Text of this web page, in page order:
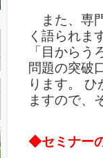
また、専
く語られま
「目から
問題の突破
ります。
ますので、
◆セミナー